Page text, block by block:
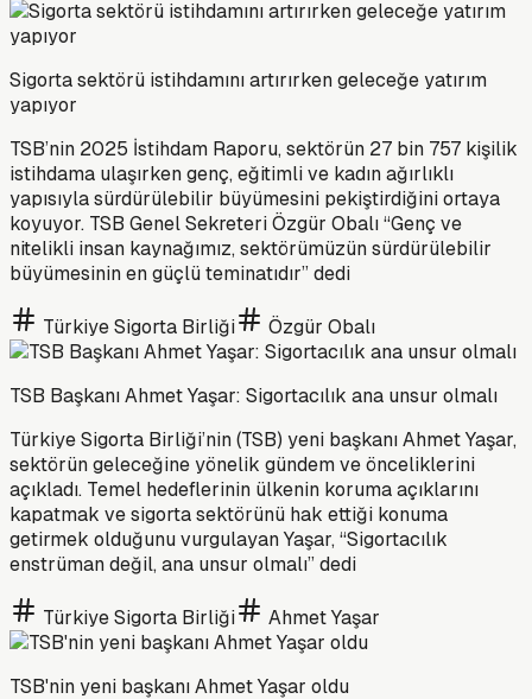
Sigorta sektörü istihdamını artırırken geleceğe yatırım
yapıyor
TSB’nin 2025 İstihdam Raporu, sektörün 27 bin 757 kişilik
istihdama ulaşırken genç, eğitimli ve kadın ağırlıklı
yapısıyla sürdürülebilir büyümesini pekiştirdiğini ortaya
koyuyor. TSB Genel Sekreteri Özgür Obalı “Genç ve
nitelikli insan kaynağımız, sektörümüzün sürdürülebilir
büyümesinin en güçlü teminatıdır” dedi
Türkiye Sigorta Birliği Özgür Obalı
TSB Başkanı Ahmet Yaşar: Sigortacılık ana unsur olmalı
Türkiye Sigorta Birliği’nin (TSB) yeni başkanı Ahmet Yaşar,
sektörün geleceğine yönelik gündem ve önceliklerini
açıkladı. Temel hedeflerinin ülkenin koruma açıklarını
kapatmak ve sigorta sektörünü hak ettiği konuma
getirmek olduğunu vurgulayan Yaşar, “Sigortacılık
enstrüman değil, ana unsur olmalı” dedi
Türkiye Sigorta Birliği Ahmet Yaşar
TSB'nin yeni başkanı Ahmet Yaşar oldu